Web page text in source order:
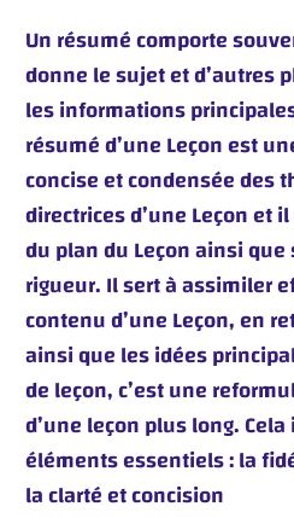
Un résumé comporte
donne le sujet et d’autres
les informations
résumé d’une Leçon est
concise et condensée des
directrices d’une Leçon et
du plan du Leçon ainsi que
rigueur. Il sert à assimiler
contenu d’une Leçon, en
ainsi que les idées
de leçon, c’est une
d’une leçon plus long.
éléments essentiels : la
la clarté et concision